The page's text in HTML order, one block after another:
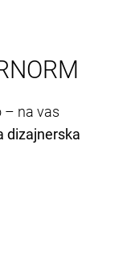
– na vas
dizajnerska